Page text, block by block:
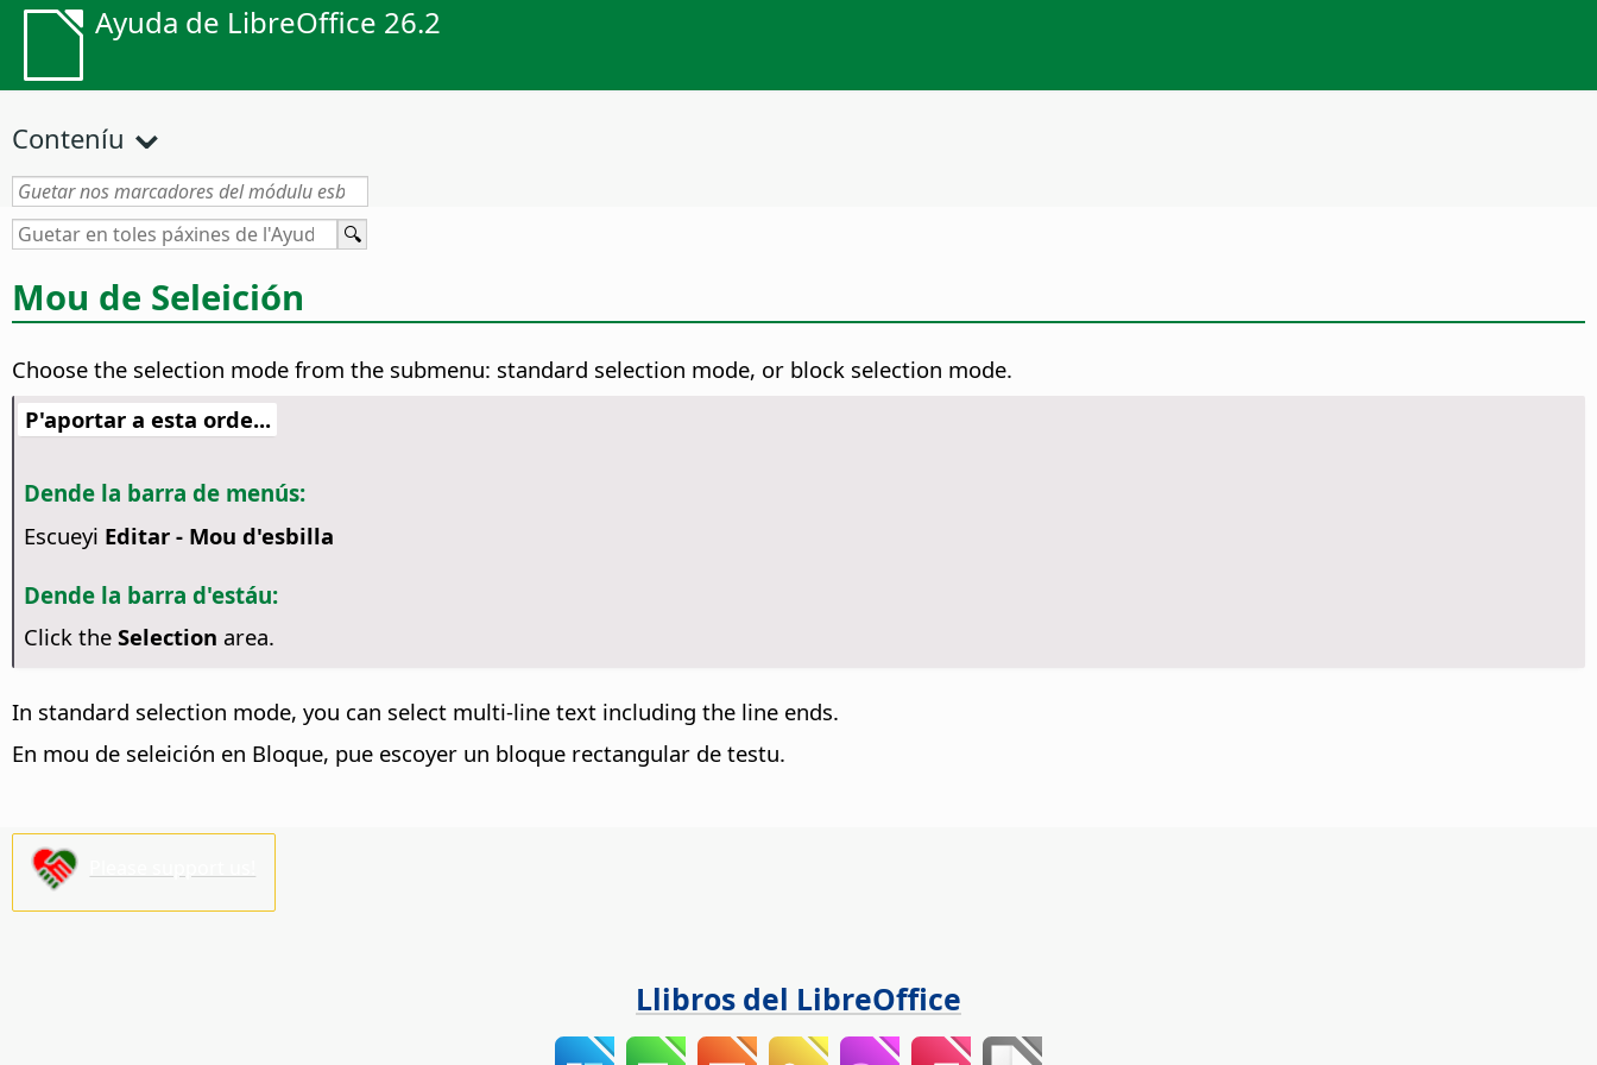
Ayuda de LibreOffice 26.2
Conteníu
Mou de Seleición
Choose the selection mode from the submenu: standard selection mode, or block selection mode.
P'aportar a esta orde...
Dende la barra de menús:
Escueyi Editar - Mou d'esbilla
Dende la barra d'estáu:
Click the Selection area.
In standard selection mode, you can select multi-line text including the line ends.
En mou de seleición en Bloque, pue escoyer un bloque rectangular de testu.
Llibros del LibreOffice